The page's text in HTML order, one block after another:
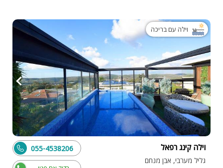
וילה עם בריכה
וילה קינג רפאל
גליל מערבי, אבן מנחם
055-4538206